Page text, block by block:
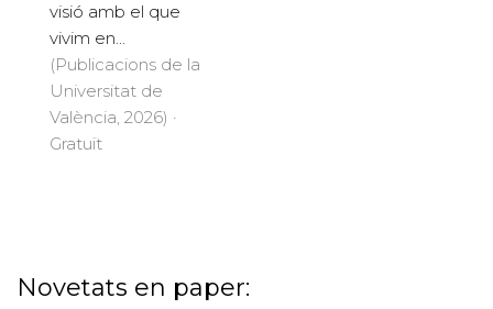
visió amb el que
vivim en...
(Publicacions de la
Universitat de
València, 2026) ·
Gratuït
Novetats en paper: